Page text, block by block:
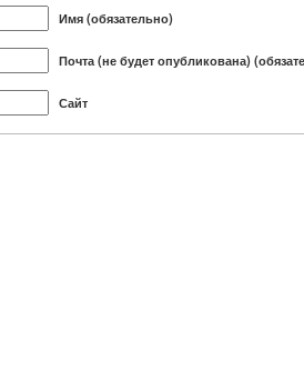
Имя (обязательно)
Почта (не будет опубликована)
Сайт